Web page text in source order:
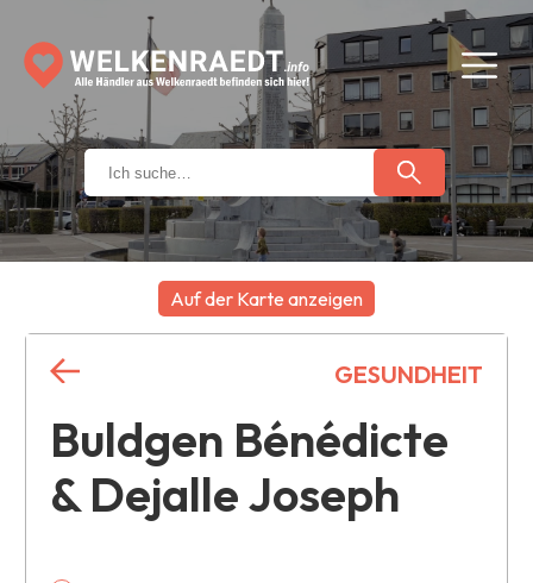
Auf der Karte anzeigen
Buldgen Bénédicte
& Dejalle Joseph
GESUNDHEIT
+
−